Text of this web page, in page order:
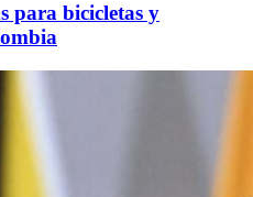
para bicicletas y